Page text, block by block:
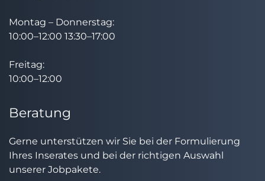
Montag – Donnerstag:
10:00–12:00 13:30–17:00
Freitag:
10:00–12:00
Beratung
Gerne unterstützen wir Sie bei der Formulierung
Ihres Inserates und bei der richtigen Auswahl
unserer Jobpakete.